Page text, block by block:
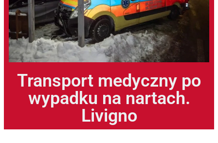
Transport medyczny po
wypadku na nartach.
Livigno